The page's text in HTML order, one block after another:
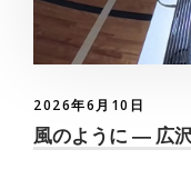
2026年6月10日
風のように ― 広